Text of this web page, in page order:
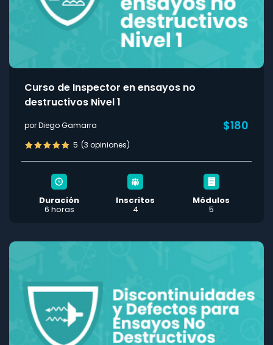
Curso de Inspector en ensayos no
destructivos Nivel 1
por Diego Gamarra $180
5 (3 opiniones)
Duración
6 horas
Inscritos
4
Módulos
5